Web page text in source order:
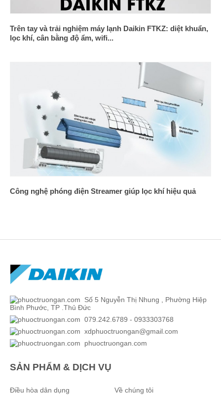
Trên tay và trải nghiệm máy lạnh Daikin FTKZ: diệt khuẩn,
lọc khí, cân bằng độ ẩm, wifi...
Công nghệ phóng điện Streamer giúp lọc khí hiệu quả
Số 5 Nguyễn Thị Nhung , Phường Hiệp
Bình Phước, TP .Thủ Đức
079.242.6789 - 0933303768
xdphuoctruongan@gmail.com
phuoctruongan.com
SẢN PHẨM & DỊCH VỤ
Điều hòa dân dụng Về chúng tôi